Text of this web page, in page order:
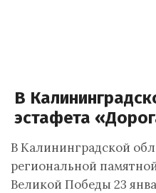
В
эстафета
В Калининградской
региональной
Великой Победы 23